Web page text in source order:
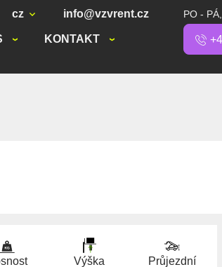
KONTAKT
cz info@vzvrent.cz PO -
Výška
Průjezdní